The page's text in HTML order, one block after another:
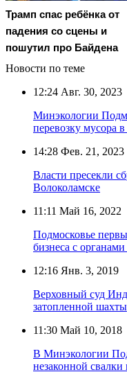
Трамп спас ребёнка от
падения со сцены и
пошутил про Байдена
Новости по теме
12:24 Авг. 30, 2023
Минэкологии
перевозку мусора
14:28 Фев. 21, 2023
Власти пресекли
Волоколамске
11:11 Май 16, 2022
Подмосковье
бизнеса с
12:16 Янв. 3, 2019
Верховный суд
затопленной шахты
11:30 Май 10, 2018
В Минэкологии
незаконной